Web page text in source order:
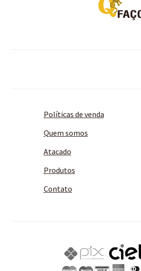
Políticas de venda
Quem somos
Atacado
Produtos
Contato